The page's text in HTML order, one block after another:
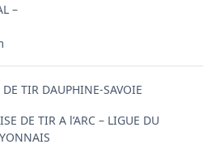
–
TIR DAUPHINE-SAVOIE
DE TIR A l’ARC – LIGUE DU